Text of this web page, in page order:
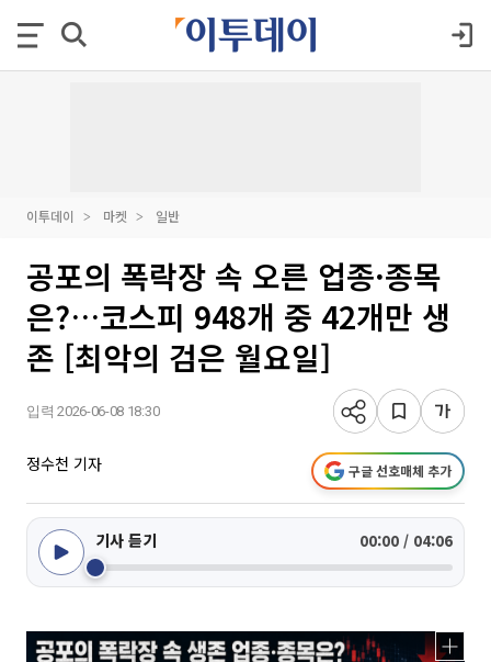
이투데이 마켓 일반
공포의 폭락장 속 오른 업종·종목
은?…코스피 948개 중 42개만 생
존 [최악의 검은 월요일]
입력 2026-06-08 18:30
정수천 기자 구글 선호매체 추가
기사 듣기 00:00 / 04:06